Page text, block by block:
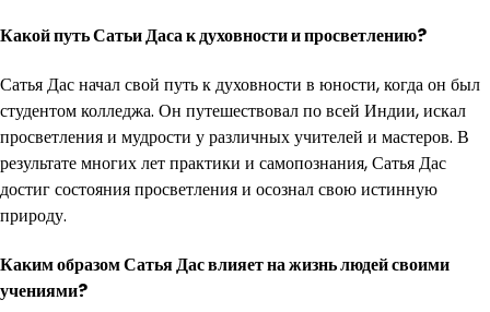
Какой путь Сатьи Даса к духовности и просветлению?
Сатья Дас начал свой путь к духовности в юности, когда он был
студентом колледжа. Он путешествовал по всей Индии, искал
просветления и мудрости у различных учителей и мастеров. В
результате многих лет практики и самопознания, Сатья Дас
достиг состояния просветления и осознал свою истинную
природу.
Каким образом Сатья Дас влияет на жизнь людей своими
учениями?